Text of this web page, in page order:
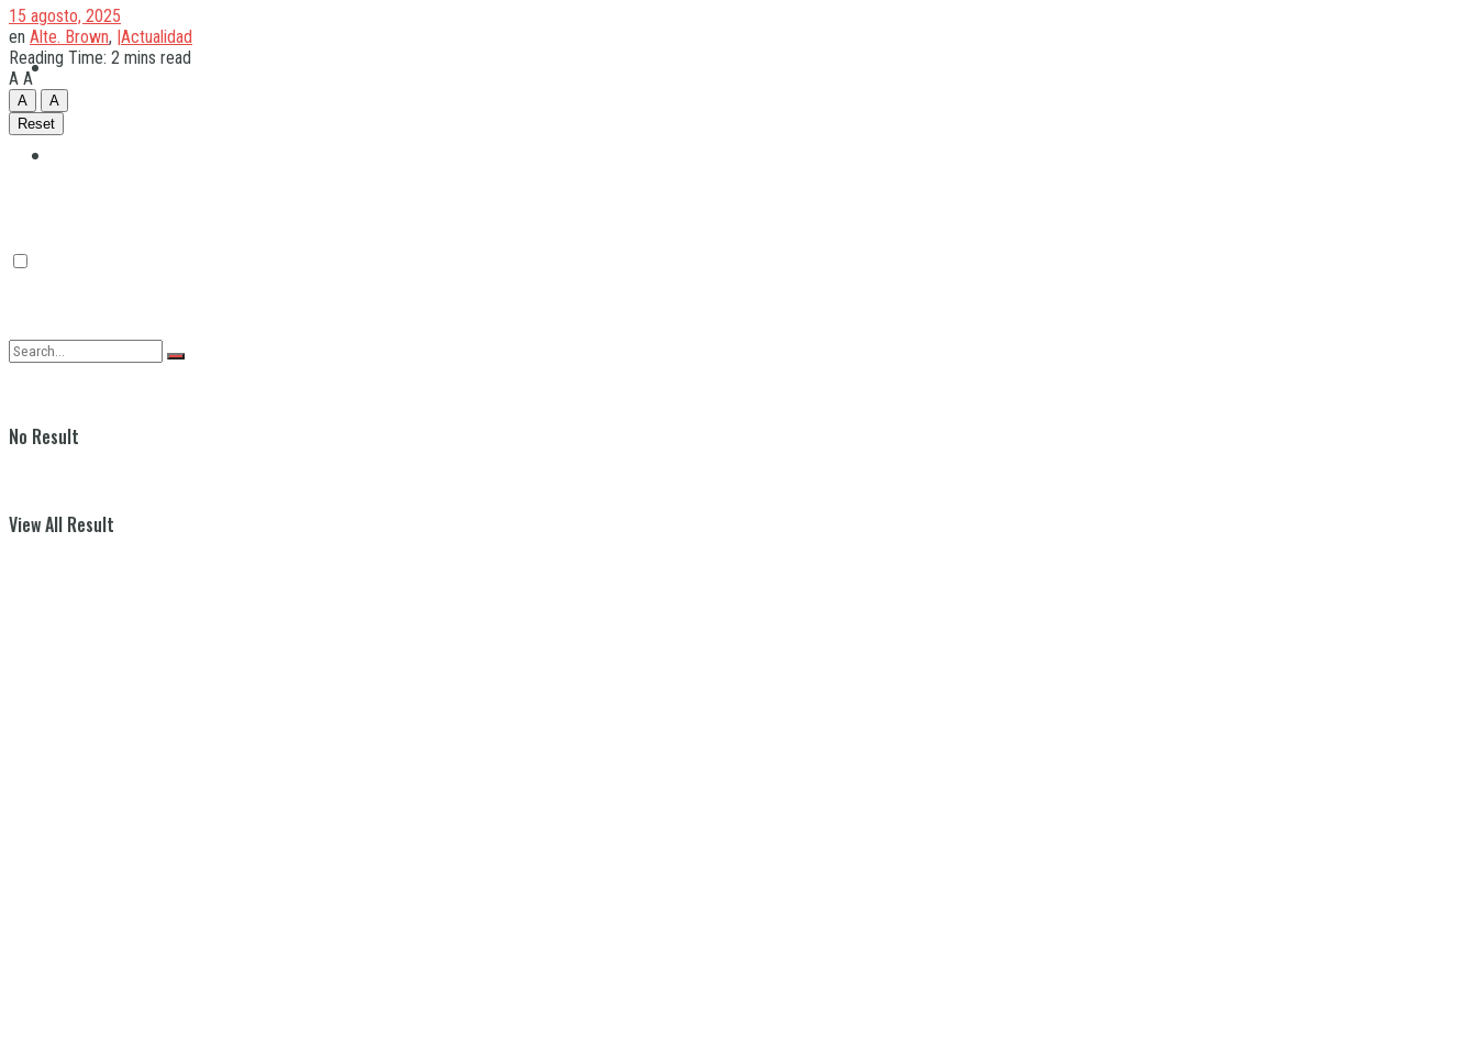
Quilmes
No Result
View All Result
15 agosto, 2025
en Alte. Brown, |Actualidad
Reading Time: 2 mins read
A A
A
A
Reset